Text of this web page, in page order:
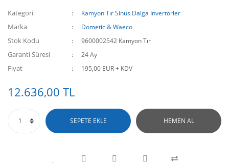
Kategori Kamyon Tır Sinüs Dalga İnvertörler
Marka Dometic & Waeco
Stok Kodu 9600002542 Kamyon Tır
Garanti Süresi 24 Ay
Fiyat 195,00 EUR + KDV
12.636,00 TL
SEPETE EKLE HEMEN AL